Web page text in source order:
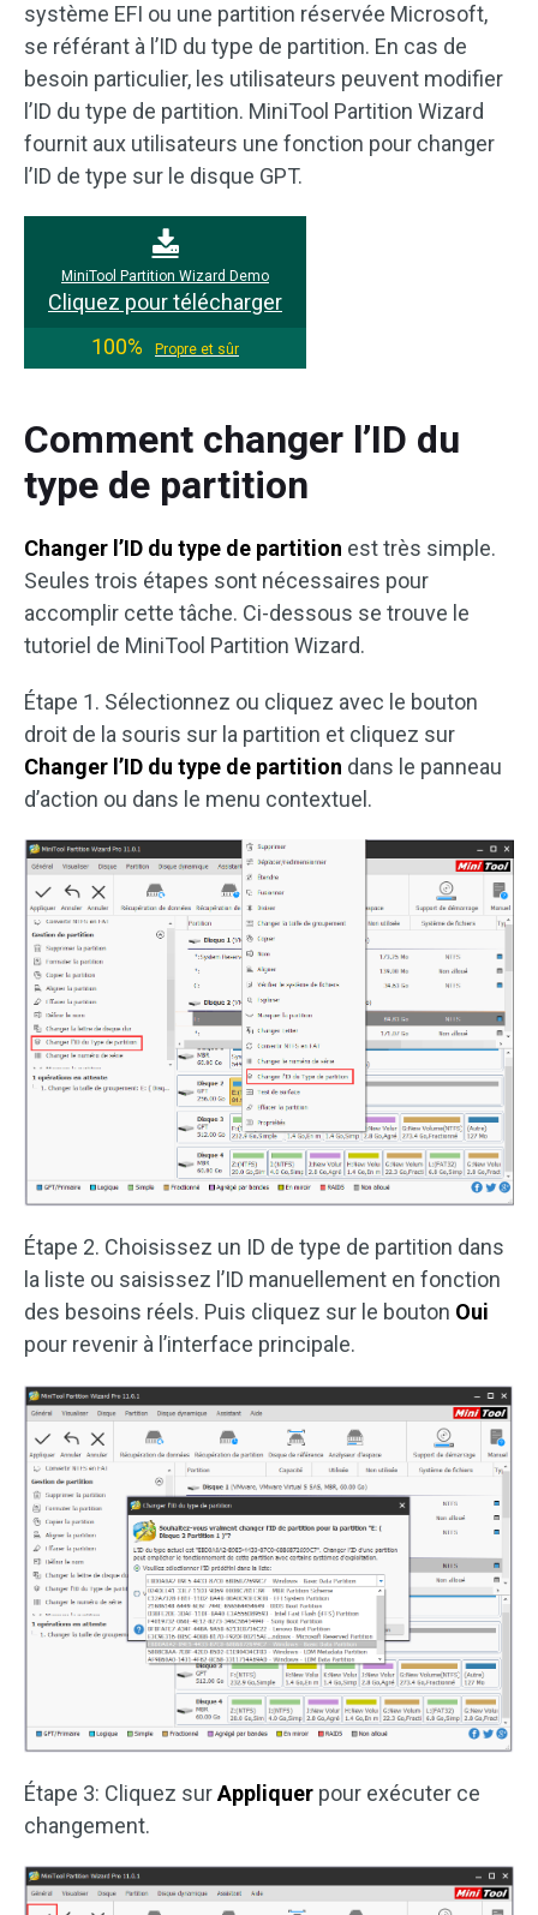
système EFI ou une partition réservée Microsoft,
se référant à l’ID du type de partition. En cas de
besoin particulier, les utilisateurs peuvent modifier
l’ID du type de partition. MiniTool Partition Wizard
fournit aux utilisateurs une fonction pour changer
l’ID de type sur le disque GPT.
MiniTool Partition Wizard Demo
Cliquez pour télécharger
100%
Propre et sûr
Comment changer l’ID du
type de partition
Changer l’ID du type de partition est très simple.
Seules trois étapes sont nécessaires pour
accomplir cette tâche. Ci-dessous se trouve le
tutoriel de MiniTool Partition Wizard.
Étape 1. Sélectionnez ou cliquez avec le bouton
droit de la souris sur la partition et cliquez sur
Changer l’ID du type de partition dans le panneau
d’action ou dans le menu contextuel.
Étape 2. Choisissez un ID de type de partition dans
la liste ou saisissez l’ID manuellement en fonction
des besoins réels. Puis cliquez sur le bouton Oui
pour revenir à l’interface principale.
Étape 3: Cliquez surAppliquer pour exécuter ce
changement.